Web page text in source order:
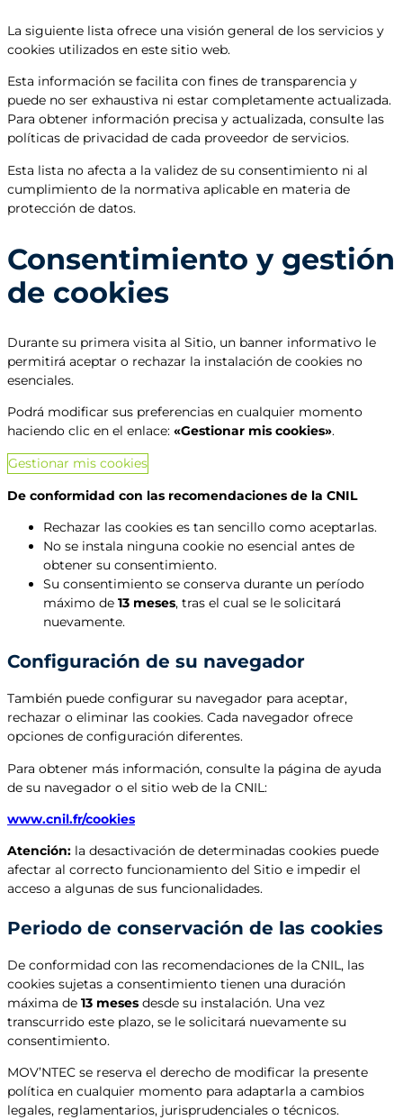
La siguiente lista ofrece una visión general de los servicios y
cookies utilizados en este sitio web.
Esta información se facilita con fines de transparencia y
puede no ser exhaustiva ni estar completamente actualizada.
Para obtener información precisa y actualizada, consulte las
políticas de privacidad de cada proveedor de servicios.
Esta lista no afecta a la validez de su consentimiento ni al
cumplimiento de la normativa aplicable en materia de
protección de datos.
Consentimiento y gestión
de cookies
Durante su primera visita al Sitio, un banner informativo le
permitirá aceptar o rechazar la instalación de cookies no
esenciales.
Podrá modificar sus preferencias en cualquier momento
haciendo clic en el enlace: «Gestionar mis cookies».
Gestionar mis cookies
De conformidad con las recomendaciones de la CNIL
Rechazar las cookies es tan sencillo como aceptarlas.
No se instala ninguna cookie no esencial antes de
obtener su consentimiento.
Su consentimiento se conserva durante un período
máximo de 13 meses, tras el cual se le solicitará
nuevamente.
Configuración de su navegador
También puede configurar su navegador para aceptar,
rechazar o eliminar las cookies. Cada navegador ofrece
opciones de configuración diferentes.
Para obtener más información, consulte la página de ayuda
de su navegador o el sitio web de la CNIL:
www.cnil.fr/cookies
Atención: la desactivación de determinadas cookies puede
afectar al correcto funcionamiento del Sitio e impedir el
acceso a algunas de sus funcionalidades.
Periodo de conservación de las cookies
De conformidad con las recomendaciones de la CNIL, las
cookies sujetas a consentimiento tienen una duración
máxima de 13 meses desde su instalación. Una vez
transcurrido este plazo, se le solicitará nuevamente su
consentimiento.
MOV’NTEC se reserva el derecho de modificar la presente
política en cualquier momento para adaptarla a cambios
legales, reglamentarios, jurisprudenciales o técnicos.